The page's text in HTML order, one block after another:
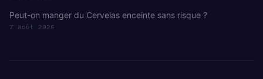
Peut-on manger du Cervelas enceinte sans risque ?
7 août 2026